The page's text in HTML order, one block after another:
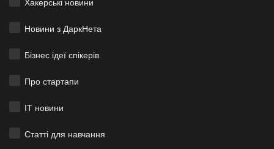
Хакерські новини
Новини з ДаркНета
Бізнес ідеї спікерів
Про стартапи
ІТ новини
Статті для навчання